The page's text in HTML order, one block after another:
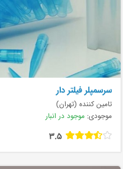
سرسمپلر فیلتر دار
تامین کننده (تهران)
موجودی: موجود در انبار
3.5